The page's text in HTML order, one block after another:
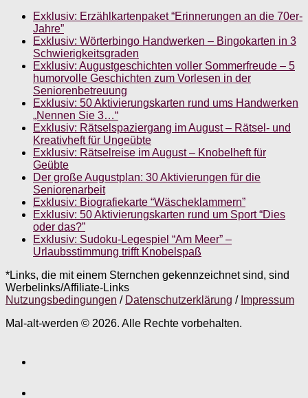
Exklusiv: Erzählkartenpaket “Erinnerungen an die 70er-
Jahre”
Exklusiv: Wörterbingo Handwerken – Bingokarten in 3
Schwierigkeitsgraden
Exklusiv: Augustgeschichten voller Sommerfreude – 5
humorvolle Geschichten zum Vorlesen in der
Seniorenbetreuung
Exklusiv: 50 Aktivierungskarten rund ums Handwerken
„Nennen Sie 3…“
Exklusiv: Rätselspaziergang im August – Rätsel- und
Kreativheft für Ungeübte
Exklusiv: Rätselreise im August – Knobelheft für
Geübte
Der große Augustplan: 30 Aktivierungen für die
Seniorenarbeit
Exklusiv: Biografiekarte “Wäscheklammern”
Exklusiv: 50 Aktivierungskarten rund um Sport “Dies
oder das?”
Exklusiv: Sudoku-Legespiel “Am Meer” –
Urlaubsstimmung trifft Knobelspaß
*Links, die mit einem Sternchen gekennzeichnet sind, sind
Werbelinks/Affiliate-Links
Nutzungsbedingungen / Datenschutzerklärung / Impressum
Mal-alt-werden © 2026. Alle Rechte vorbehalten.